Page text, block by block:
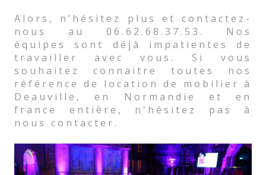
Alors, n’hésitez plus et contactez-
nous au 06.62.68.37.53. Nos
équipes sont déjà impatientes de
travailler avec vous. Si vous
souhaitez connaitre toutes nos
référence de location de mobilier à
Deauville, en Normandie et en
france entière, n'hésitez pas à
nous contacter.